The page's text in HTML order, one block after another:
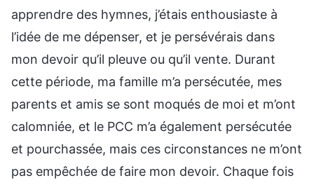
apprendre des hymnes, j’étais enthousiaste à
l’idée de me dépenser, et je persévérais dans
mon devoir qu’il pleuve ou qu’il vente. Durant
cette période, ma famille m’a persécutée, mes
parents et amis se sont moqués de moi et m’ont
calomniée, et le PCC m’a également persécutée
et pourchassée, mais ces circonstances ne m’ont
pas empêchée de faire mon devoir. Chaque fois